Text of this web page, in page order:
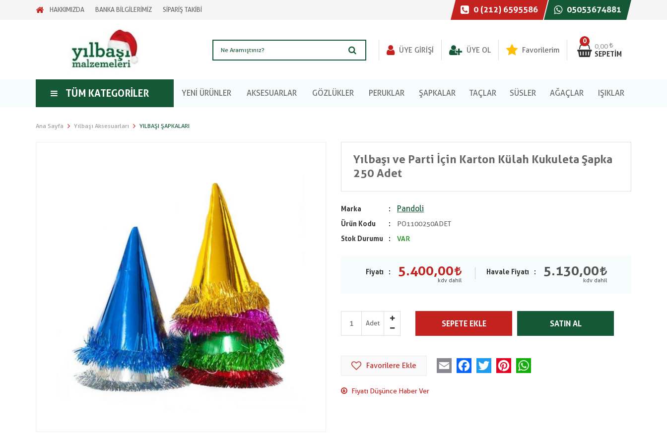
HAKKIMIZDA BANKA BİLGİLERİMİZ SİPARİŞ TAKİBİ 0 (212) 6595586 05053674881
0
0,00
SEPETIM
ÜYE GIRIŞI ÜYE OL Favorilerim
TÜM KATEGORILER YENİ ÜRÜNLER AKSESUARLAR GÖZLÜKLER PERUKLAR ŞAPKALAR TAÇLAR SÜSLER AĞAÇLAR IŞIKLAR
Ana Sayfa Yılbaşı Aksesuarları YILBAŞI ŞAPKALARI
Yılbaşı ve Parti İçin Karton Külah Kukuleta Şapka
250 Adet
Marka Pandoli
Ürün Kodu
PO1100250ADET
Stok Durumu
VAR
Fiyatı 5.400,00 Havale Fiyatı 5.130,00
Adet SEPETE EKLE SATIN AL
Favorilere Ekle Email FacebookTwitter Pinterest
Fiyatı Düşünce Haber Ver